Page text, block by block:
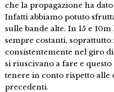
che la propagazione ha
Infatti abbiamo potuto
sulle bande alte. In 15 e
sempre costanti,
consistentemente nel giro
si riuscivano a fare e
tenere in conto rispetto alle
precedenti.